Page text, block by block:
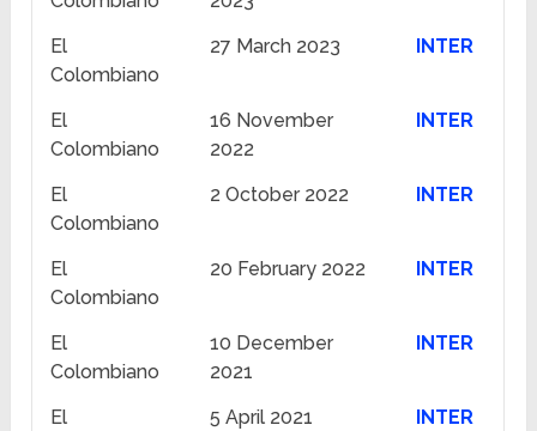
El
Colombiano
27 March 2023 INTER
El
Colombiano
16 November
2022
INTER
El
Colombiano
2 October 2022 INTER
El
Colombiano
20 February 2022 INTER
El
Colombiano
10 December
2021
INTER
El
5 April 2021 INTER